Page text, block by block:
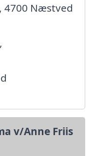
4700 Næstved
v/Anne Friis